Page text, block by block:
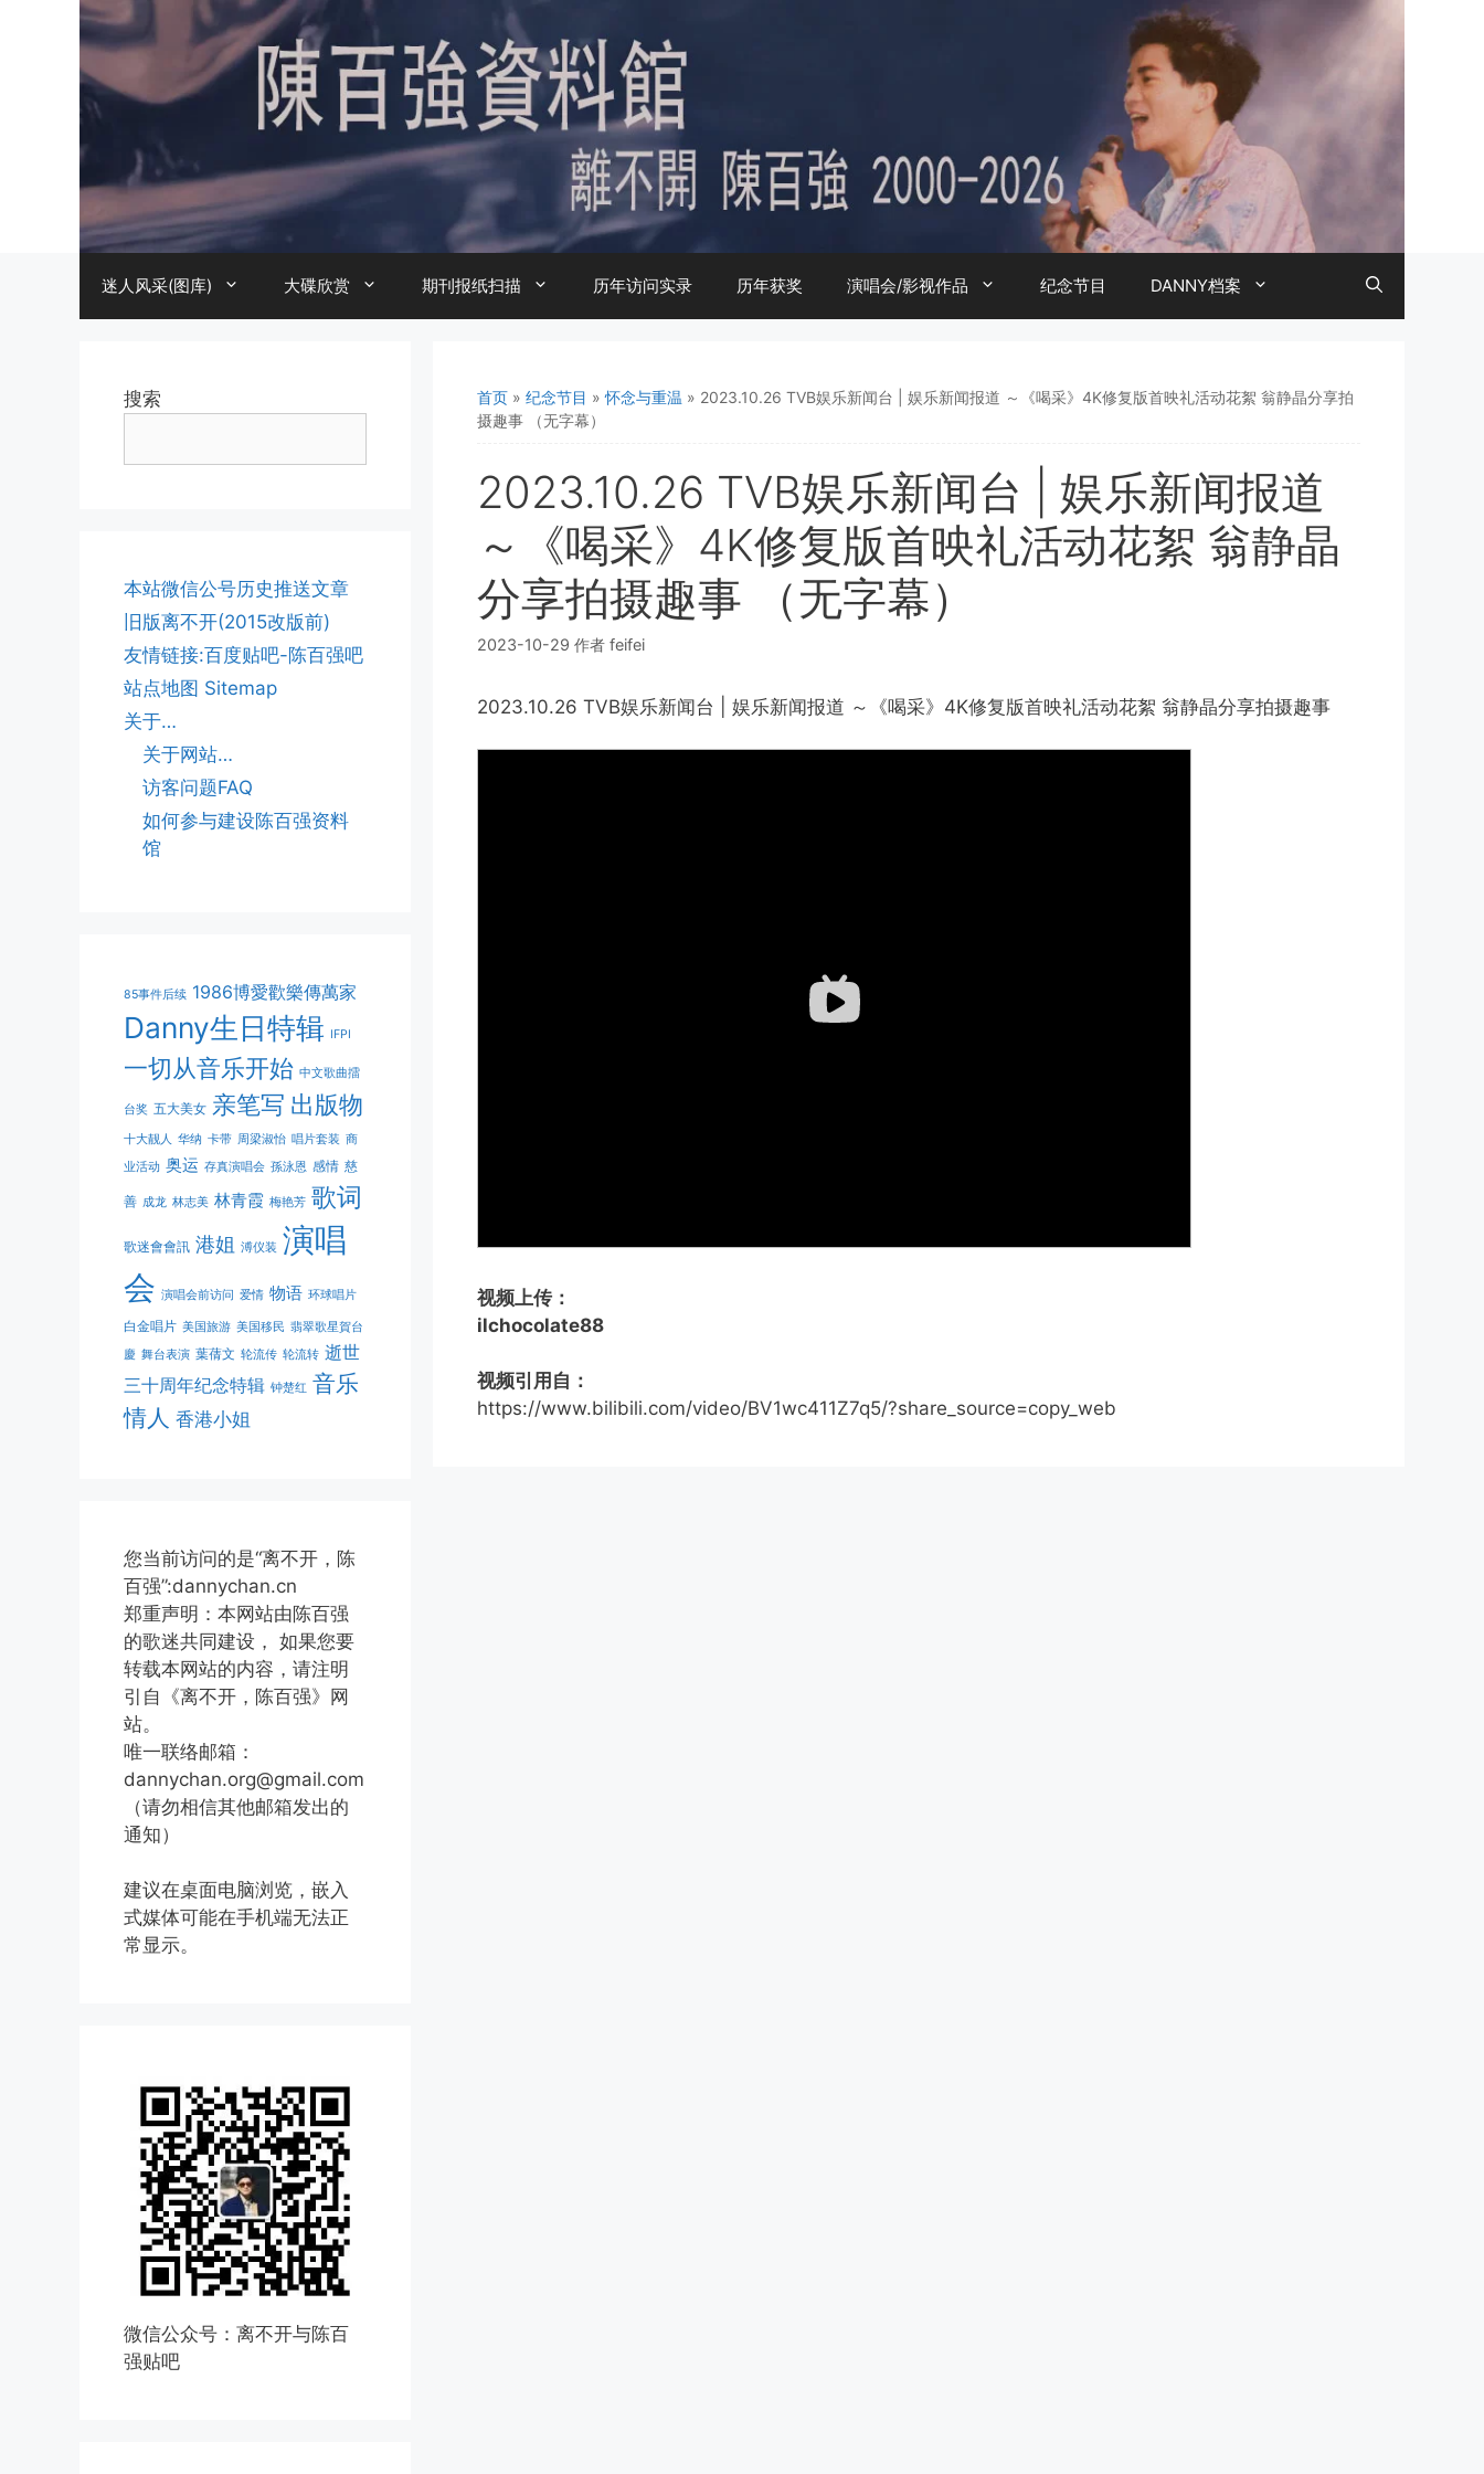
迷人风采(图库) 大碟欣赏 期刊报纸扫描 历年访问实录 历年获奖 演唱会/影视作品 纪念节目 DANNY档案
首页 » 纪念节目 »怀念与重温 » 2023.10.26 TVB娱乐新闻台 | 娱乐新闻报道 ～《喝采》4K修复版首映礼活动花絮 翁静晶分享拍
摄趣事 （无字幕）
2023.10.26 TVB娱乐新闻台 | 娱乐新闻报道
～《喝采》4K修复版首映礼活动花絮 翁静晶
分享拍摄趣事 （无字幕）
2023-10-29 作者 feifei
2023.10.26 TVB娱乐新闻台 | 娱乐新闻报道 ～《喝采》4K修复版首映礼活动花絮 翁静晶分享拍摄趣事
视频上传：
ilchocolate88
视频引用自：
https://www.bilibili.com/video/BV1wc411Z7q5/?share_source=copy_web
搜索
本站微信公号历史推送文章
旧版离不开(2015改版前)
友情链接:百度贴吧-陈百强吧
站点地图 Sitemap
关于…
关于网站…
访客问题FAQ
如何参与建设陈百强资料
馆
85事件后续 1986博愛歡樂傳萬家
Danny生日特辑 IFPI
一切从音乐开始 中文歌曲擂
台奖 五大美女 亲笔写 出版物
十大靓人 华纳 卡带 周梁淑怡 唱片套装 商
业活动 奥运 存真演唱会 孫泳恩 感情 慈
善 成龙 林志美 林青霞 梅艳芳 歌词
歌迷會會訊 港姐 溥仪装 演唱
会 演唱会前访问 爱情 物语 环球唱片
白金唱片 美国旅游 美国移民 翡翠歌星賀台
慶 舞台表演 葉蒨文 轮流传 轮流转 逝世
三十周年纪念特辑 钟楚红 音乐
情人 香港小姐
您当前访问的是“离不开，陈
百强”:dannychan.cn
郑重声明：本网站由陈百强
的歌迷共同建设， 如果您要
转载本网站的内容，请注明
引自《离不开，陈百强》网
站。
唯一联络邮箱：
dannychan.org@gmail.com
（请勿相信其他邮箱发出的
通知）
建议在桌面电脑浏览，嵌入
式媒体可能在手机端无法正
常显示。
微信公众号：离不开与陈百
强贴吧